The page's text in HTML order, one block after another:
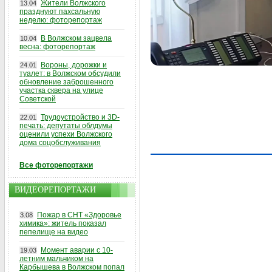
13.04 Жители Волжского
празднуют пахсальную
неделю: фоторепортаж
10.04
В Волжском зацвела
весна: фоторепортаж
24.01
Вороны, дорожки и
туалет: в Волжском обсудили
обновление заброшенного
участка сквера на улице
Советской
22.01
Трудоустройство и 3D-
печать: депутаты облдумы
оценили успехи Волжского
дома соцобслуживания
Все фоторепортажи
ВИДЕОРЕПОРТАЖИ
3.08
Пожар в СНТ «Здоровье
химика»: житель показал
пепелище на видео
19.03
Момент аварии с 10-
летним мальчиком на
Карбышева в Волжском попал